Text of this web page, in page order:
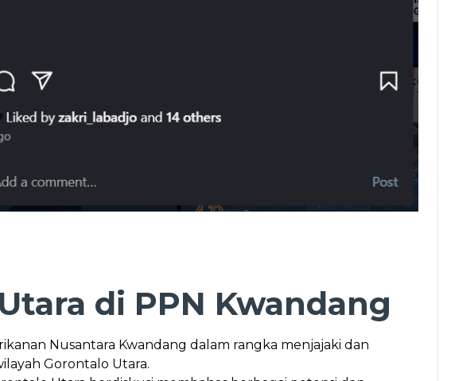
di PPN Kwandang
Nusantara Kwandang dalam rangka menjajaki dan
Gorontalo Utara.